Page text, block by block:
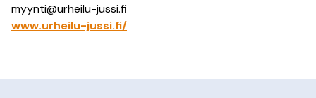
myynti@urheilu-jussi.fi
www.urheilu-jussi.fi/